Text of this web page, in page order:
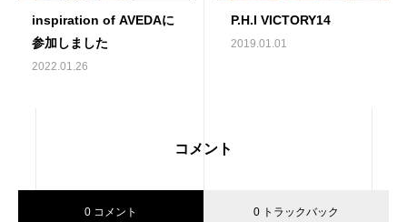
inspiration of AVEDAに
参加しました
2022.01.26
P.H.I VICTORY14
2019.01.01
コメント
0 コメント 0 トラックバック